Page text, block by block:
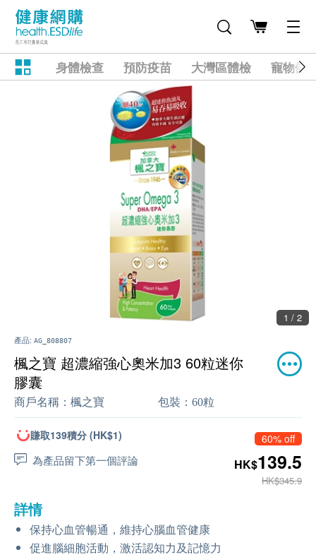
身體檢查 預防疫苗 大灣區體檢 寵物健
1 / 2
產品: AG_808807
楓之寶 超濃縮強心奧米加3 60粒迷你
膠囊
商戶名稱： 楓之寶 包裝： 60粒
賺取139積分 (HK$1)
為產品留下第一個評論
60% off
HK$139.5
HK$345.9
詳情
保持心血管暢通，維持心腦血管健康
促進腦細胞活動，激活認知力及記憶力